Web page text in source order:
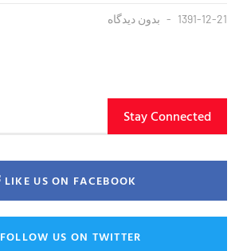
1391-12-21 بدون دیدگاه
Stay Connected
LIKE US ON FACEBOOK
FOLLOW US ON TWITTER